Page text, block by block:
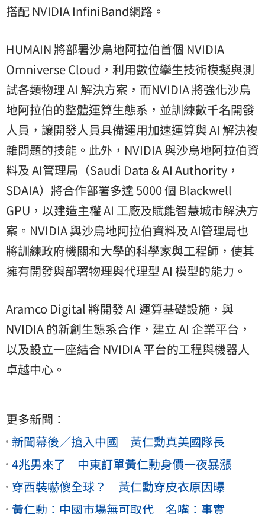
搭配 NVIDIA InfiniBand網路。
HUMAIN 將部署沙烏地阿拉伯首個 NVIDIA
Omniverse Cloud，利用數位孿生技術模擬與測
試各類物理 AI 解決方案，而NVIDIA 將強化沙烏
地阿拉伯的整體運算生態系，並訓練數千名開發
人員，讓開發人員具備運用加速運算與 AI 解決複
雜問題的技能。此外，NVIDIA 與沙烏地阿拉伯資
料及 AI管理局（Saudi Data & AI Authority，
SDAIA）將合作部署多達 5000 個 Blackwell
GPU，以建造主權 AI 工廠及賦能智慧城市解決方
案。NVIDIA 與沙烏地阿拉伯資料及 AI管理局也
將訓練政府機關和大學的科學家與工程師，使其
擁有開發與部署物理與代理型 AI 模型的能力。
Aramco Digital 將開發 AI 運算基礎設施，與
NVIDIA 的新創生態系合作，建立 AI 企業平台，
以及設立一座結合 NVIDIA 平台的工程與機器人
卓越中心。
更多新聞：
新聞幕後／搶入中國 黃仁勳真美國隊長
4兆男來了 中東訂單黃仁勳身價一夜暴漲
穿西裝嚇傻全球？ 黃仁勳穿皮衣原因曝
黃仁勳：中國市場無可取代 名嘴：事實